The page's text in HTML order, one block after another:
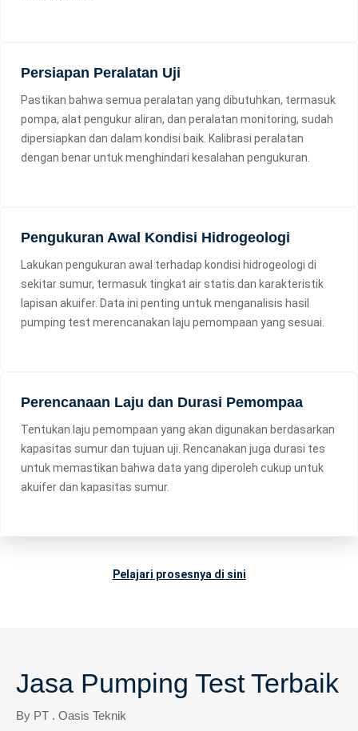
Persiapan Peralatan Uji
Pastikan bahwa semua peralatan yang dibutuhkan, termasuk
pompa, alat pengukur aliran, dan peralatan monitoring, sudah
dipersiapkan dan dalam kondisi baik. Kalibrasi peralatan
dengan benar untuk menghindari kesalahan pengukuran.
Pengukuran Awal Kondisi Hidrogeologi
Lakukan pengukuran awal terhadap kondisi hidrogeologi di
sekitar sumur, termasuk tingkat air statis dan karakteristik
lapisan akuifer. Data ini penting untuk menganalisis hasil
pumping test merencanakan laju pemompaan yang sesuai.
Perencanaan Laju dan Durasi Pemompaa
Tentukan laju pemompaan yang akan digunakan berdasarkan
kapasitas sumur dan tujuan uji. Rencanakan juga durasi tes
untuk memastikan bahwa data yang diperoleh cukup untuk
akuifer dan kapasitas sumur.
Pelajari prosesnya di sini
Jasa Pumping Test Terbaik
By PT . Oasis Teknik